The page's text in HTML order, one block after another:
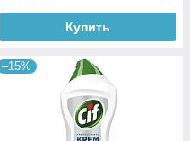
Купить
–15%